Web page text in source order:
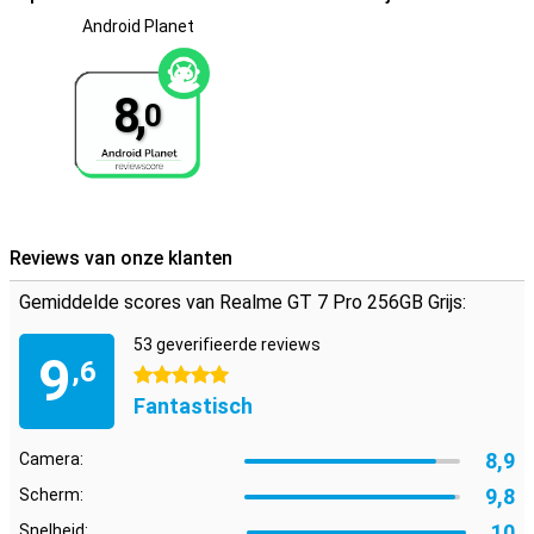
Android Planet
8,0
Reviews van onze klanten
Gemiddelde scores van Realme GT 7 Pro 256GB Grijs:
9,6
53 geverifieerde reviews
5 sterren
Fantastisch
Camera: 8,9
Scherm: 9,8